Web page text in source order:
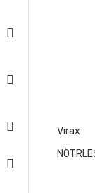
Virax